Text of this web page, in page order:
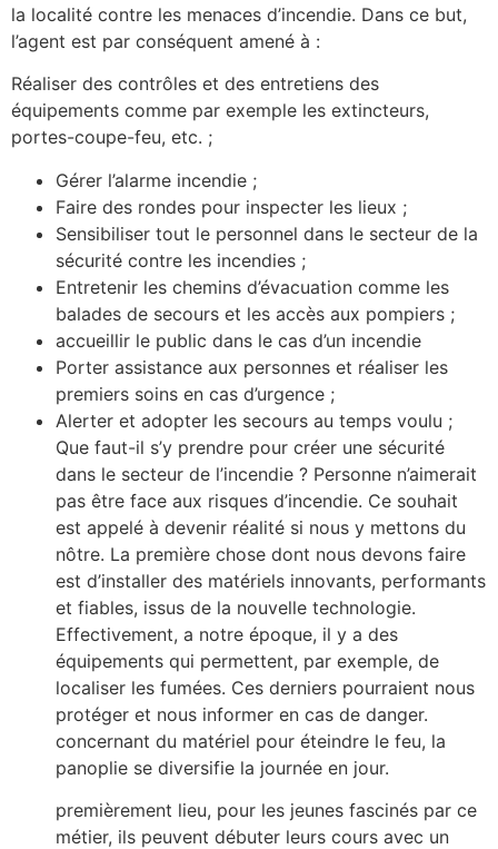
la localité contre les menaces d’incendie. Dans ce but,
l’agent est par conséquent amené à :
Réaliser des contrôles et des entretiens des
équipements comme par exemple les extincteurs,
portes-coupe-feu, etc. ;
Gérer l’alarme incendie ;
Faire des rondes pour inspecter les lieux ;
Sensibiliser tout le personnel dans le secteur de la
sécurité contre les incendies ;
Entretenir les chemins d’évacuation comme les
balades de secours et les accès aux pompiers ;
accueillir le public dans le cas d’un incendie
Porter assistance aux personnes et réaliser les
premiers soins en cas d’urgence ;
Alerter et adopter les secours au temps voulu ;
Que faut-il s’y prendre pour créer une sécurité
dans le secteur de l’incendie ? Personne n’aimerait
pas être face aux risques d’incendie. Ce souhait
est appelé à devenir réalité si nous y mettons du
nôtre. La première chose dont nous devons faire
est d’installer des matériels innovants, performants
et fiables, issus de la nouvelle technologie.
Effectivement, a notre époque, il y a des
équipements qui permettent, par exemple, de
localiser les fumées. Ces derniers pourraient nous
protéger et nous informer en cas de danger.
concernant du matériel pour éteindre le feu, la
panoplie se diversifie la journée en jour.
premièrement lieu, pour les jeunes fascinés par ce
métier, ils peuvent débuter leurs cours avec un